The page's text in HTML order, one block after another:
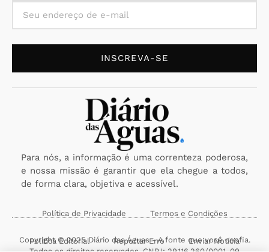
INSCREVA-SE
Para nós, a informação é uma correnteza poderosa,
e nossa missão é garantir que ela chegue a todos,
de forma clara, objetiva e acessível.
Política de Privacidade Termos e Condições
Política Editorial Reportar Erro Enviar Notícia
Copyright © 2025 Diário das Águas - A fonte que você confia.